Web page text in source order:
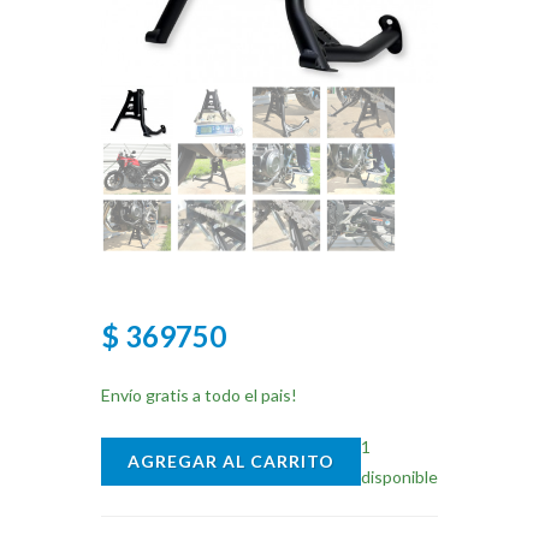
$ 369750
Envío gratis a todo el pais!
AGREGAR AL CARRITO
1
disponible